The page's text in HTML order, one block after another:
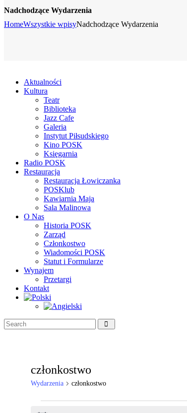
Nadchodzące Wydarzenia
HomeWszystkie wpisyNadchodzące Wydarzenia
Aktualności
Kultura
Teatr
Biblioteka
Jazz Cafe
Galeria
Instytut Piłsudskiego
Kino POSK
Księgarnia
Radio POSK
Restauracja
Restauracja Łowiczanka
POSKlub
Kawiarnia Maja
Sala Malinowa
O Nas
Historia POSK
Zarząd
Członkostwo
Wiadomości POSK
Statut i Formularze
Wynajem
Przetargi
Kontakt
członkostwo
Wydarzenia członkostwo